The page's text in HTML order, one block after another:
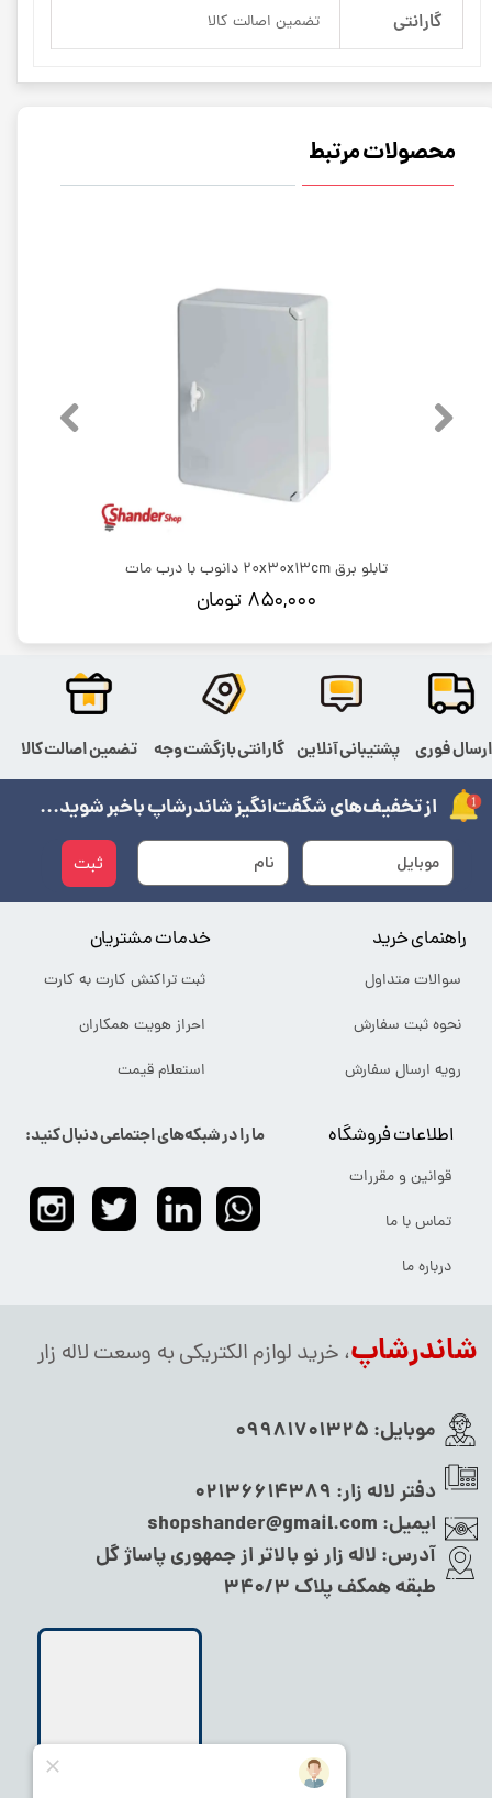
گارانتی تضمین اصالت کالا
محصولات مرتبط
تابلو برق 20x30x13cm دانوب با درب مات
۸۵۰,۰۰۰ تومان
شاندرشاپ، خرید لوازم الکتریکی به وسعت لاله زار
موبایل: 09981701325
دفتر لاله زار: 02136614389
ایمیل: shopshander@gmail.com
آدرس: لاله زار نو بالاتر از جمهوری پاساژ گل
طبقه همکف پلاک ۳۴۰/۳
ما را در شبکه‌های اجتماعی دنبال کنید:
ثبت
از تخفیف‌های شگفت‌انگیز شاندرشاپ باخبر شوید...
اطلاعات فروشگاه
قوانین و مقررات
تماس با ما
درباره ما
خدمات مشتریان
ثبت تراکنش کارت به کارت
احراز هویت همکاران
استعلام قیمت
راهنمای خرید
سوالات متداول
نحوه ثبت سفارش
رویه ارسال سفارش
ارسال فوری پشتیبانی آنلاین گارانتی بازگشت وجه تضمین اصالت کالا